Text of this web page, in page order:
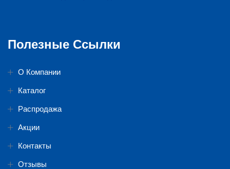
Полезные Ссылки
О Компании
Каталог
Распродажа
Акции
Контакты
Отзывы